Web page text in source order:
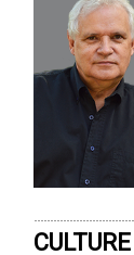
CULTURE